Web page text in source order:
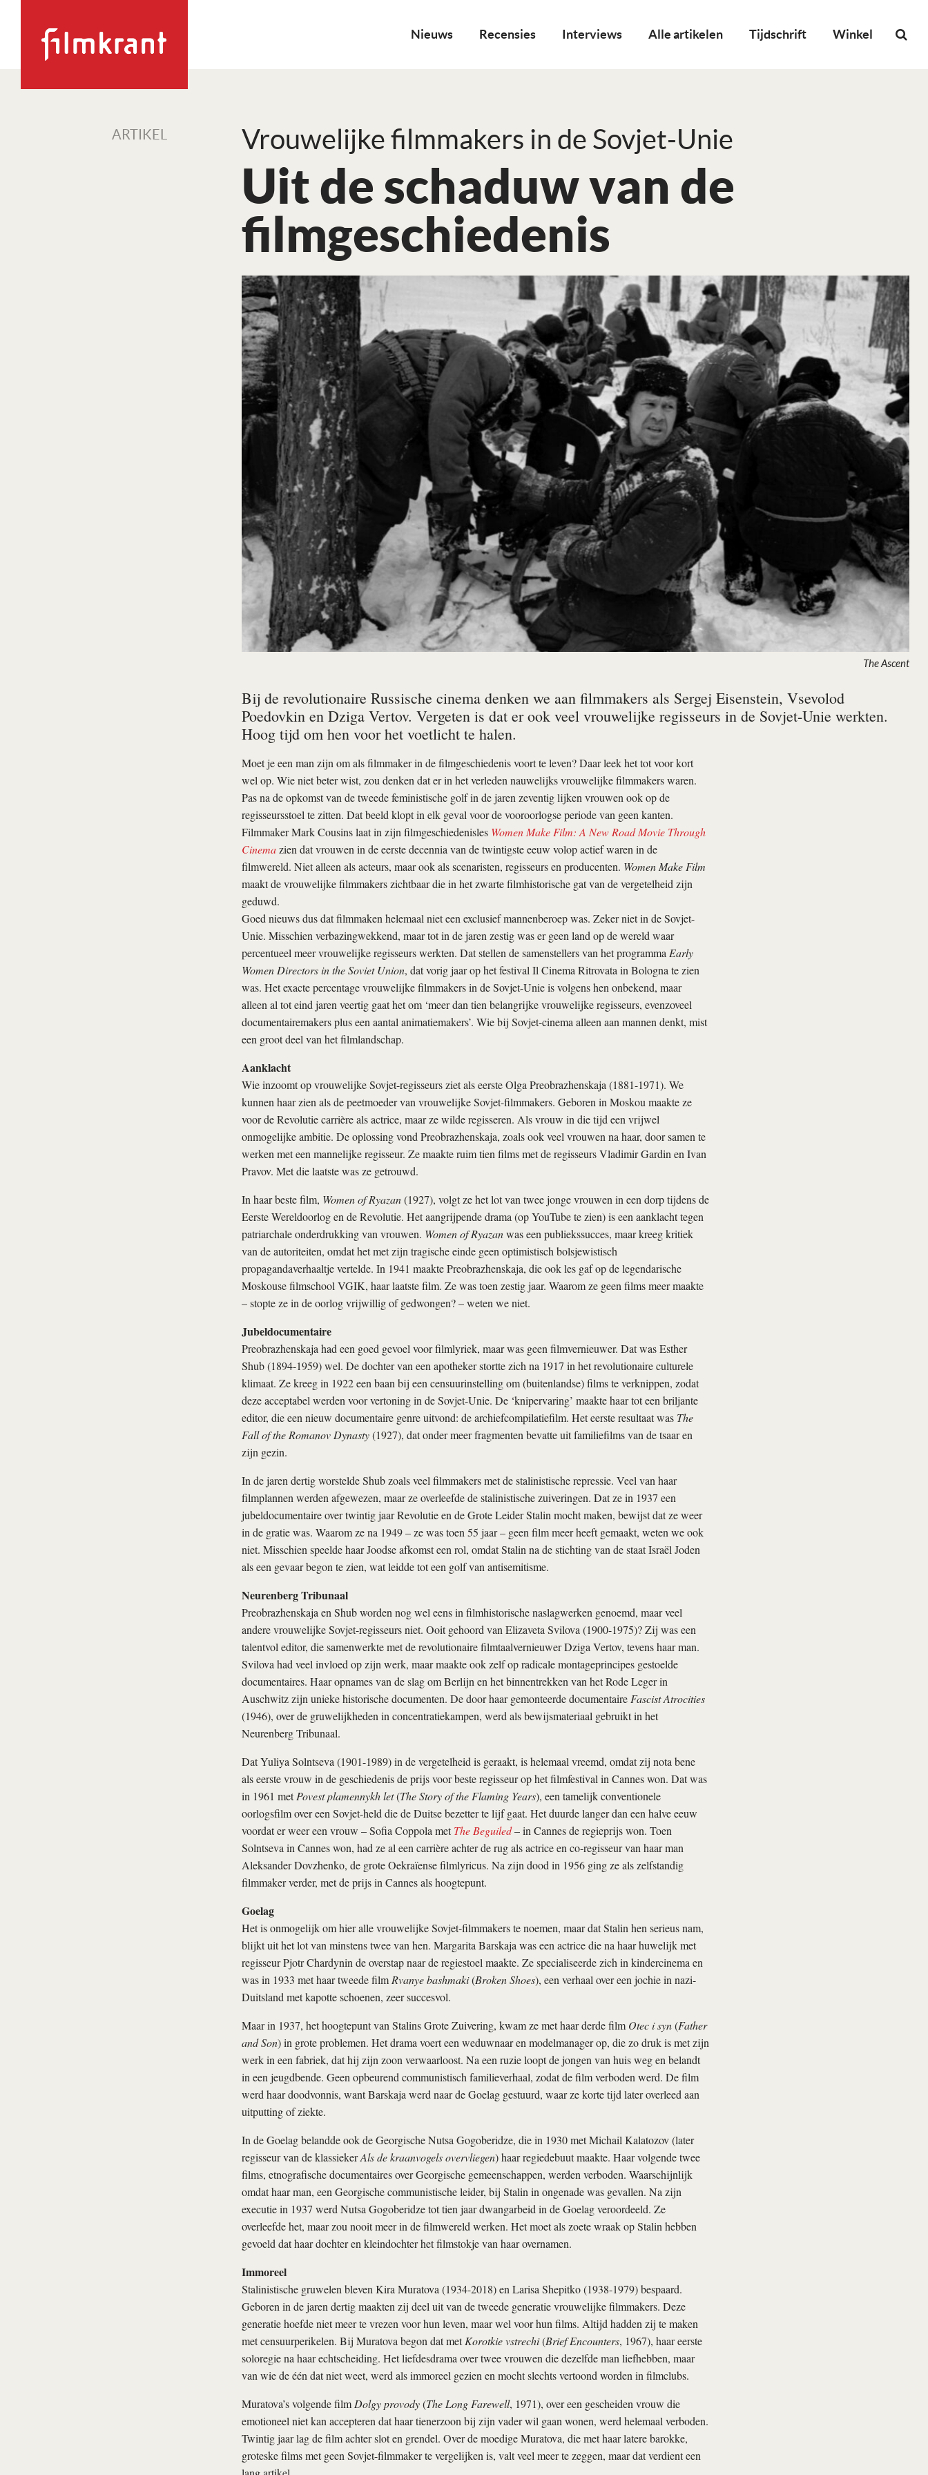
Nieuws Recensies Interviews Alle artikelen Tijdschrift Winkel
ARTIKEL Vrouwelijke filmmakers in de Sovjet-Unie
Uit de schaduw van de
filmgeschiedenis
The Ascent
Bij de revolutionaire Russische cinema denken we aan filmmakers als Sergej Eisenstein, Vsevolod
Poedovkin en Dziga Vertov. Vergeten is dat er ook veel vrouwelijke regisseurs in de Sovjet-Unie werkten.
Hoog tijd om hen voor het voetlicht te halen.
Moet je een man zijn om als filmmaker in de filmgeschiedenis voort te leven? Daar leek het tot voor kort
wel op. Wie niet beter wist, zou denken dat er in het verleden nauwelijks vrouwelijke filmmakers waren.
Pas na de opkomst van de tweede feministische golf in de jaren zeventig lijken vrouwen ook op de
regisseursstoel te zitten. Dat beeld klopt in elk geval voor de vooroorlogse periode van geen kanten.
Filmmaker Mark Cousins laat in zijn filmgeschiedenisles Women Make Film: A New Road Movie Through
Cinemazien dat vrouwen in de eerste decennia van de twintigste eeuw volop actief waren in de
filmwereld. Niet alleen als acteurs, maar ook als scenaristen, regisseurs en producenten. Women Make Film
maakt de vrouwelijke filmmakers zichtbaar die in het zwarte filmhistorische gat van de vergetelheid zijn
geduwd.
Goed nieuws dus dat filmmaken helemaal niet een exclusief mannenberoep was. Zeker niet in de Sovjet-
Unie. Misschien verbazingwekkend, maar tot in de jaren zestig was er geen land op de wereld waar
percentueel meer vrouwelijke regisseurs werkten. Dat stellen de samenstellers van het programma Early
Women Directors in the Soviet Union, dat vorig jaar op het festival Il Cinema Ritrovata in Bologna te zien
was. Het exacte percentage vrouwelijke filmmakers in de Sovjet-Unie is volgens hen onbekend, maar
alleen al tot eind jaren veertig gaat het om ‘meer dan tien belangrijke vrouwelijke regisseurs, evenzoveel
documentairemakers plus een aantal animatiemakers’. Wie bij Sovjet-cinema alleen aan mannen denkt, mist
een groot deel van het filmlandschap.
Aanklacht
Wie inzoomt op vrouwelijke Sovjet-regisseurs ziet als eerste Olga Preobrazhenskaja (1881-1971). We
kunnen haar zien als de peetmoeder van vrouwelijke Sovjet-filmmakers. Geboren in Moskou maakte ze
voor de Revolutie carrière als actrice, maar ze wilde regisseren. Als vrouw in die tijd een vrijwel
onmogelijke ambitie. De oplossing vond Preobrazhenskaja, zoals ook veel vrouwen na haar, door samen te
werken met een mannelijke regisseur. Ze maakte ruim tien films met de regisseurs Vladimir Gardin en Ivan
Pravov. Met die laatste was ze getrouwd.
In haar beste film, Women of Ryazan(1927), volgt ze het lot van twee jonge vrouwen in een dorp tijdens de
Eerste Wereldoorlog en de Revolutie. Het aangrijpende drama (op YouTube te zien) is een aanklacht tegen
patriarchale onderdrukking van vrouwen. Women of Ryazanwas een publiekssucces, maar kreeg kritiek
van de autoriteiten, omdat het met zijn tragische einde geen optimistisch bolsjewistisch
propagandaverhaaltje vertelde. In 1941 maakte Preobrazhenskaja, die ook les gaf op de legendarische
Moskouse filmschool VGIK, haar laatste film. Ze was toen zestig jaar. Waarom ze geen films meer maakte
– stopte ze in de oorlog vrijwillig of gedwongen? – weten we niet.
Jubeldocumentaire
Preobrazhenskaja had een goed gevoel voor filmlyriek, maar was geen filmvernieuwer. Dat was Esther
Shub (1894-1959) wel. De dochter van een apotheker stortte zich na 1917 in het revolutionaire culturele
klimaat. Ze kreeg in 1922 een baan bij een censuurinstelling om (buitenlandse) films te verknippen, zodat
deze acceptabel werden voor vertoning in de Sovjet-Unie. De ‘knipervaring’ maakte haar tot een briljante
editor, die een nieuw documentaire genre uitvond: de archiefcompilatiefilm. Het eerste resultaat was The
Fall of the Romanov Dynasty(1927), dat onder meer fragmenten bevatte uit familiefilms van de tsaar en
zijn gezin.
In de jaren dertig worstelde Shub zoals veel filmmakers met de stalinistische repressie. Veel van haar
filmplannen werden afgewezen, maar ze overleefde de stalinistische zuiveringen. Dat ze in 1937 een
jubeldocumentaire over twintig jaar Revolutie en de Grote Leider Stalin mocht maken, bewijst dat ze weer
in de gratie was. Waarom ze na 1949 – ze was toen 55 jaar – geen film meer heeft gemaakt, weten we ook
niet. Misschien speelde haar Joodse afkomst een rol, omdat Stalin na de stichting van de staat Israël Joden
als een gevaar begon te zien, wat leidde tot een golf van antisemitisme.
Neurenberg Tribunaal
Preobrazhenskaja en Shub worden nog wel eens in filmhistorische naslagwerken genoemd, maar veel
andere vrouwelijke Sovjet-regisseurs niet. Ooit gehoord van Elizaveta Svilova (1900-1975)? Zij was een
talentvol editor, die samenwerkte met de revolutionaire filmtaalvernieuwer Dziga Vertov, tevens haar man.
Svilova had veel invloed op zijn werk, maar maakte ook zelf op radicale montageprincipes gestoelde
documentaires. Haar opnames van de slag om Berlijn en het binnentrekken van het Rode Leger in
Auschwitz zijn unieke historische documenten. De door haar gemonteerde documentaire Fascist Atrocities
(1946), over de gruwelijkheden in concentratiekampen, werd als bewijsmateriaal gebruikt in het
Neurenberg Tribunaal.
Dat Yuliya Solntseva (1901-1989) in de vergetelheid is geraakt, is helemaal vreemd, omdat zij nota bene
als eerste vrouw in de geschiedenis de prijs voor beste regisseur op het filmfestival in Cannes won. Dat was
in 1961 metPovest plamennykh let(The Story of the Flaming Years), een tamelijk conventionele
oorlogsfilm over een Sovjet-held die de Duitse bezetter te lijf gaat. Het duurde langer dan een halve eeuw
voordat er weer een vrouw – Sofia Coppola metThe Beguiled– in Cannes de regieprijs won. Toen
Solntseva in Cannes won, had ze al een carrière achter de rug als actrice en co-regisseur van haar man
Aleksander Dovzhenko, de grote Oekraïense filmlyricus. Na zijn dood in 1956 ging ze als zelfstandig
filmmaker verder, met de prijs in Cannes als hoogtepunt.
Goelag
Het is onmogelijk om hier alle vrouwelijke Sovjet-­filmmakers te noemen, maar dat Stalin hen serieus nam,
blijkt uit het lot van minstens twee van hen. Margarita Barskaja was een actrice die na haar huwelijk met
regisseur Pjotr Chardynin de overstap naar de regiestoel maakte. Ze specialiseerde zich in kindercinema en
was in 1933 met haar tweede film Rvanye bashmaki(Broken Shoes), een verhaal over een jochie in nazi-
Duitsland met kapotte schoenen, zeer succesvol.
Maar in 1937, het hoogtepunt van Stalins Grote Zuivering, kwam ze met haar derde film Otec i syn(Father
and Son) in grote problemen. Het drama voert een weduwnaar en modelmanager op, die zo druk is met zijn
werk in een fabriek, dat hij zijn zoon verwaarloost. Na een ruzie loopt de jongen van huis weg en belandt
in een jeugdbende. Geen opbeurend communistisch familieverhaal, zodat de film verboden werd. De film
werd haar doodvonnis, want Barskaja werd naar de Goelag gestuurd, waar ze korte tijd later overleed aan
uitputting of ziekte.
In de Goelag belandde ook de Georgische Nutsa Gogoberidze, die in 1930 met Michail Kalatozov (later
regisseur van de klassiekerAls de kraanvogels overvliegen) haar regiedebuut maakte. Haar volgende twee
films, etnografische documentaires over Georgische gemeenschappen, werden verboden. Waarschijnlijk
omdat haar man, een Georgische communistische leider, bij Stalin in ongenade was gevallen. Na zijn
executie in 1937 werd Nutsa Gogoberidze tot tien jaar dwangarbeid in de Goelag veroordeeld. Ze
overleefde het, maar zou nooit meer in de filmwereld werken. Het moet als zoete wraak op Stalin hebben
gevoeld dat haar dochter en kleindochter het filmstokje van haar overnamen.
Immoreel
Stalinistische gruwelen bleven Kira Muratova (1934-2018) en Larisa Shepitko (1938-1979) bespaard.
Geboren in de jaren dertig maakten zij deel uit van de tweede generatie vrouwelijke filmmakers. Deze
generatie hoefde niet meer te vrezen voor hun leven, maar wel voor hun films. Altijd hadden zij te maken
met censuurperikelen. Bij Muratova begon dat metKorotkie vstrechi(Brief Encounters, 1967), haar eerste
soloregie na haar echtscheiding. Het liefdesdrama over twee vrouwen die dezelfde man liefhebben, maar
van wie de één dat niet weet, werd als immoreel gezien en mocht slechts vertoond worden in filmclubs.
Muratova’s volgende film Dolgy provody(The Long Farewell, 1971), over een gescheiden vrouw die
emotioneel niet kan accepteren dat haar tienerzoon bij zijn vader wil gaan wonen, werd helemaal verboden.
Twintig jaar lag de film achter slot en grendel. Over de moedige Muratova, die met haar latere barokke,
groteske films met geen Sovjet-filmmaker te vergelijken is, valt veel meer te zeggen, maar dat verdient een